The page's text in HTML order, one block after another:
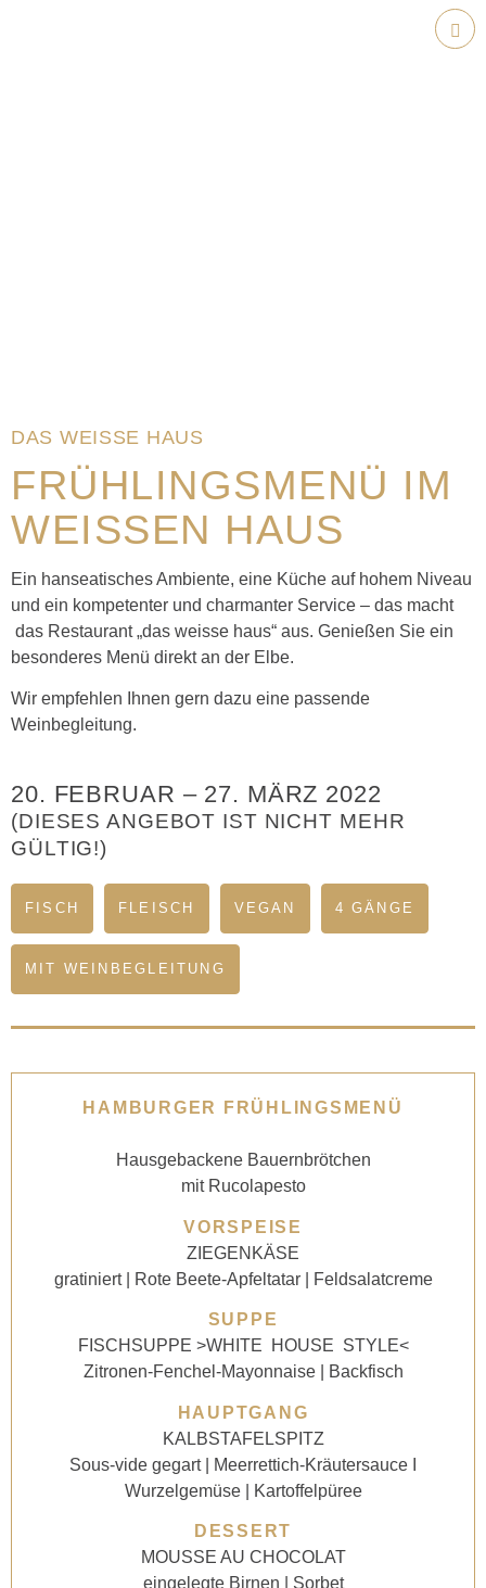
DAS WEISSE HAUS
FRÜHLINGSMENÜ IM
WEISSEN HAUS
Ein hanseatisches Ambiente, eine Küche auf hohem Niveau
und ein kompetenter und charmanter Service – das macht
das Restaurant „das weisse haus“ aus. Genießen Sie ein
besonderes Menü direkt an der Elbe.
Wir empfehlen Ihnen gern dazu eine passende
Weinbegleitung.
20. FEBRUAR – 27. MÄRZ 2022
(DIESES ANGEBOT IST NICHT MEHR
GÜLTIG!)
FISCH FLEISCH VEGAN 4 GÄNGE
MIT WEINBEGLEITUNG
HAMBURGER FRÜHLINGSMENÜ
Hausgebackene Bauernbrötchen
mit Rucolapesto
VORSPEISE
ZIEGENKÄSE
gratiniert | Rote Beete-Apfeltatar | Feldsalatcreme
SUPPE
FISCHSUPPE >WHITE HOUSE STYLE<
Zitronen-Fenchel-Mayonnaise | Backfisch
HAUPTGANG
KALBSTAFELSPITZ
Sous-vide gegart | Meerrettich-Kräutersauce I
Wurzelgemüse | Kartoffelpüree
DESSERT
MOUSSE AU CHOCOLAT
eingelegte Birnen | Sorbet